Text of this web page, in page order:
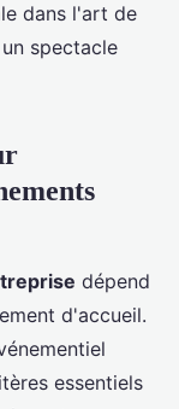
dans l'art de
spectacle
dépend
d'accueil.
essentiels